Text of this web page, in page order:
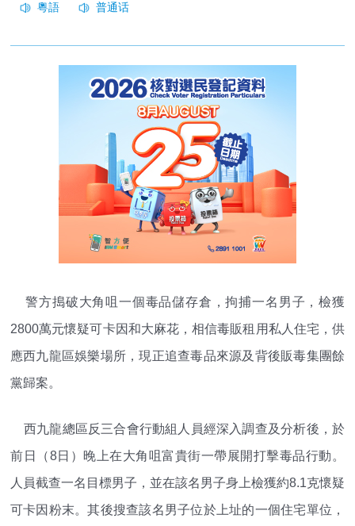
警方搗破大角咀一個毒品儲存倉，拘捕一名男子，檢獲
2800萬元懷疑可卡因和大麻花，相信毒販租用私人住宅，供
應西九龍區娛樂場所，現正追查毒品來源及背後販毒集團餘
黨歸案。
西九龍總區反三合會行動組人員經深入調查及分析後，於
前日（8日）晚上在大角咀富貴街一帶展開打擊毒品行動。
人員截查一名目標男子，並在該名男子身上檢獲約8.1克懷疑
可卡因粉末。其後搜查該名男子位於上址的一個住宅單位，